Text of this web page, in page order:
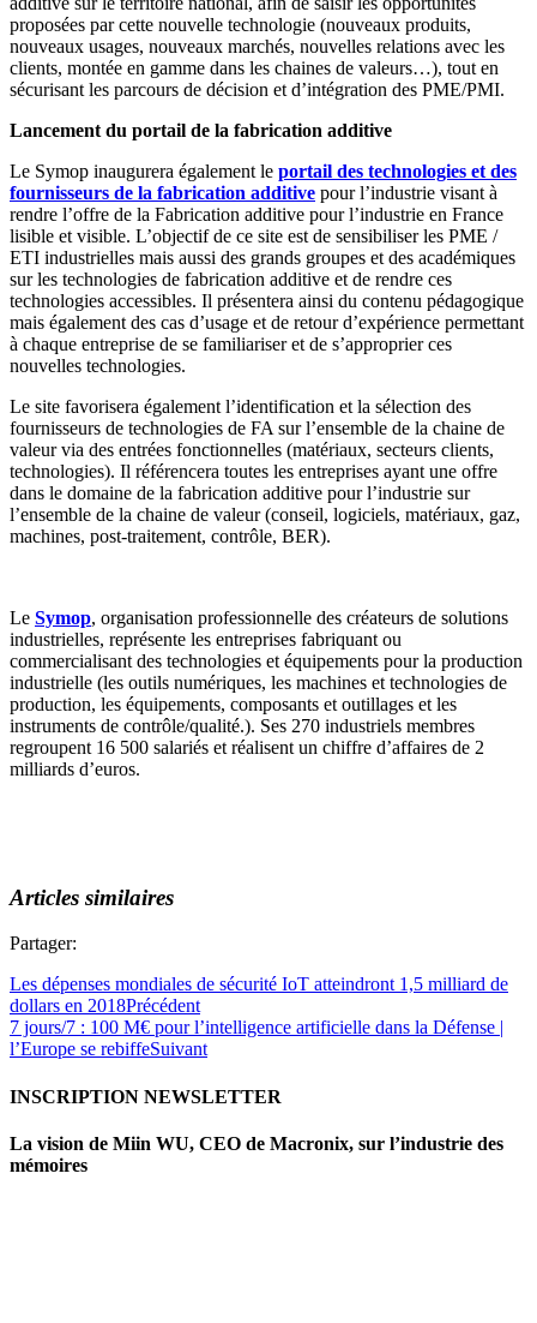
proposées par cette nouvelle technologie (nouveaux produits,
nouveaux usages, nouveaux marchés, nouvelles relations avec les
clients, montée en gamme dans les chaines de valeurs…), tout en
sécurisant les parcours de décision et d’intégration des PME/PMI.
Lancement du portail de la fabrication additive
Le Symop inaugurera également le portail des technologies et des
fournisseurs de la fabrication additive pour l’industrie visant à
rendre l’offre de la Fabrication additive pour l’industrie en France
lisible et visible. L’objectif de ce site est de sensibiliser les PME /
ETI industrielles mais aussi des grands groupes et des académiques
sur les technologies de fabrication additive et de rendre ces
technologies accessibles. Il présentera ainsi du contenu pédagogique
mais également des cas d’usage et de retour d’expérience permettant
à chaque entreprise de se familiariser et de s’approprier ces
nouvelles technologies.
Le site favorisera également l’identification et la sélection des
fournisseurs de technologies de FA sur l’ensemble de la chaine de
valeur via des entrées fonctionnelles (matériaux, secteurs clients,
technologies). Il référencera toutes les entreprises ayant une offre
dans le domaine de la fabrication additive pour l’industrie sur
l’ensemble de la chaine de valeur (conseil, logiciels, matériaux, gaz,
machines, post-traitement, contrôle, BER).
Le Symop, organisation professionnelle des créateurs de solutions
industrielles, représente les entreprises fabriquant ou
commercialisant des technologies et équipements pour la production
industrielle (les outils numériques, les machines et technologies de
production, les équipements, composants et outillages et les
instruments de contrôle/qualité.). Ses 270 industriels membres
regroupent 16 500 salariés et réalisent un chiffre d’affaires de 2
milliards d’euros.
Articles similaires
Partager:
Les dépenses mondiales de sécurité IoT atteindront 1,5 milliard de
dollars en 2018Précédent
7 jours/7 : 100 M€ pour l’intelligence artificielle dans la Défense |
l’Europe se rebiffeSuivant
INSCRIPTION NEWSLETTER
La vision de Miin WU, CEO de Macronix, sur l’industrie des
mémoires